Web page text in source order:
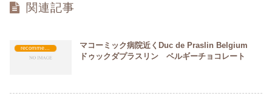
関連記事
recommended
マコーミック病院近くDuc de Praslin Belgium
ドゥックダプラスリン ベルギーチョコレート